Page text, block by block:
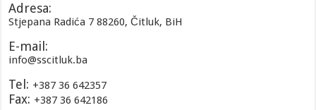
Adresa:
Stjepana Radića 7 88260, Čitluk, BiH
E-mail:
info@sscitluk.ba
Tel: +387 36 642357
Fax: +387 36 642186